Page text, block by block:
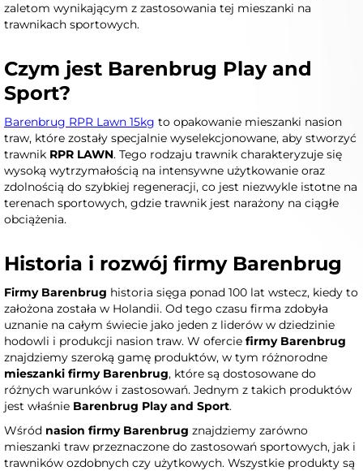
zaletom wynikającym z zastosowania tej mieszanki na
trawnikach sportowych.
Czym jest Barenbrug Play and
Sport?
Barenbrug RPR Lawn 15kg to opakowanie mieszanki nasion
traw, które zostały specjalnie wyselekcjonowane, aby stworzyć
trawnik RPR LAWN. Tego rodzaju trawnik charakteryzuje się
wysoką wytrzymałością na intensywne użytkowanie oraz
zdolnością do szybkiej regeneracji, co jest niezwykle istotne na
terenach sportowych, gdzie trawnik jest narażony na ciągłe
obciążenia.
Historia i rozwój firmy Barenbrug
Firmy Barenbrug historia sięga ponad 100 lat wstecz, kiedy to
założona została w Holandii. Od tego czasu firma zdobyła
uznanie na całym świecie jako jeden z liderów w dziedzinie
hodowli i produkcji nasion traw. W ofercie firmy Barenbrug
znajdziemy szeroką gamę produktów, w tym różnorodne
mieszanki firmy Barenbrug, które są dostosowane do
różnych warunków i zastosowań. Jednym z takich produktów
jest właśnie Barenbrug Play and Sport.
Wśród nasion firmy Barenbrug znajdziemy zarówno
mieszanki traw przeznaczone do zastosowań sportowych, jak i
trawników ozdobnych czy użytkowych. Wszystkie produkty są